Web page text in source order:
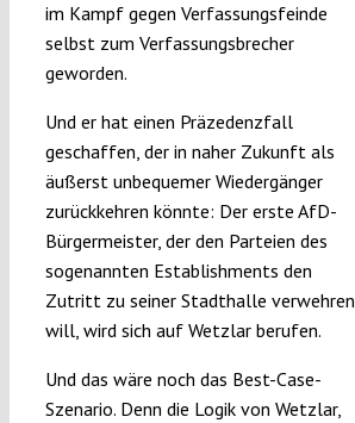
im Kampf gegen Verfassungsfeinde
selbst zum Verfassungsbrecher
geworden.
Und er hat einen Präzedenzfall
geschaffen, der in naher Zukunft als
äußerst unbequemer Wiedergänger
zurückkehren könnte: Der erste AfD-
Bürgermeister, der den Parteien des
sogenannten Establishments den
Zutritt zu seiner Stadthalle verwehren
will, wird sich auf Wetzlar berufen.
Und das wäre noch das Best-Case-
Szenario. Denn die Logik von Wetzlar,